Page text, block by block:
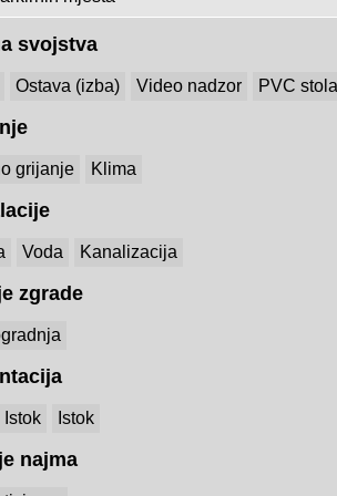
svojstva
Ostava (izba) Video nadzor PVC
grijanje Klima
Voda Kanalizacija
zgrade
Istok Istok
najma